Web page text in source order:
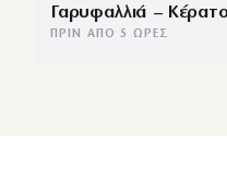
Γαρυφαλλιά –
ΠΡΙΝ ΑΠΌ 5 ΏΡΕΣ